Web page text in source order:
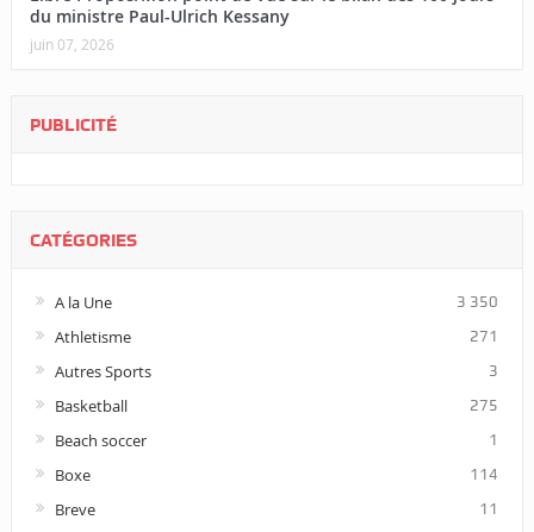
du ministre Paul-Ulrich Kessany
juin 07, 2026
PUBLICITÉ
CATÉGORIES
A la Une 3 350
Athletisme 271
Autres Sports 3
Basketball 275
Beach soccer 1
Boxe 114
Breve 11